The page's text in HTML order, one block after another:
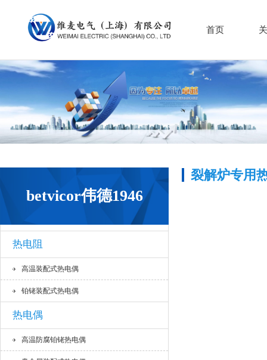
首页
betvicor伟德1946
热电阻
高温装配式热电偶
铂铑装配式热电偶
热电偶
高温防腐铂铑热电偶
裂解炉专用